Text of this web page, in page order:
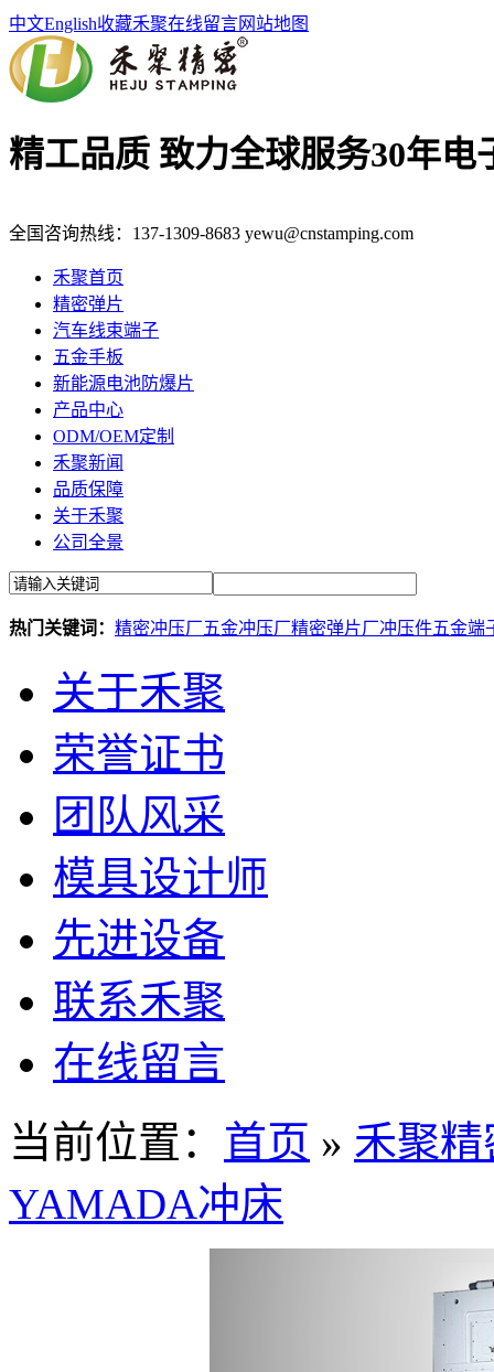
中文English收藏禾聚在线留言网站地图
精工品质 致力全球服务30年电
全国咨询热线： 137-1309-8683 yewu@cnstamping.com
禾聚首页
精密弹片
汽车线束端子
五金手板
新能源电池防爆片
产品中心
ODM/OEM定制
禾聚新闻
品质保障
关于禾聚
公司全景
热门关键词： 精密冲压厂五金冲压厂精密弹片厂冲压件五金端
关于禾聚
荣誉证书
团队风采
模具设计师
先进设备
联系禾聚
在线留言
当前位置： 首页 » 禾聚
YAMADA冲床